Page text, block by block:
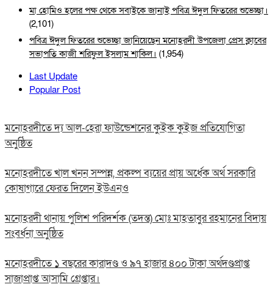
মা হোমিও হলের পক্ষ থেকে সবাইকে জানাই পবিত্র ঈদুল ফিতরের শুভেচ্ছা।
(2,101)
পবিত্র ঈদুল ফিতরের শুভেচ্ছা জানিয়েছেন মনোহরদী উপজেলা প্রেস ক্লাবের
সভাপতি কাজী শরিফুল ইসলাম শাকিল। (1,954)
Last Update
Popular Post
মনোহরদীতে দ্য আল-হেরা ফাউন্ডেশনের কুইক কুইজ প্রতিযোগিতা
অনুষ্ঠিত
মনোহরদীতে খাল খনন সম্পন্ন, প্রকল্প ব্যয়ের প্রায় অর্ধেক অর্থ সরকারি
কোষাগারে ফেরত দিলেন ইউএনও
মনোহরদী থানায় পুলিশ পরিদর্শক (তদন্ত) মোঃ মাহতাবুর রহমানের বিদায়
সংবর্ধনা অনুষ্ঠিত
মনোহরদীতে ১ বছরের কারাদণ্ড ও ৯৭ হাজার ৪০০ টাকা অর্থদণ্ডপ্রাপ্ত
সাজাপ্রাপ্ত আসামি গ্রেপ্তার।